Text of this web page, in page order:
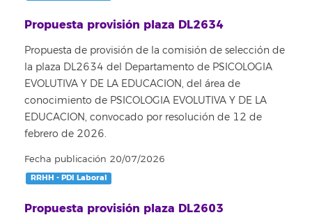
Propuesta provisión plaza DL2634
Propuesta de provisión de la comisión de selección de
la plaza DL2634 del Departamento de PSICOLOGIA
EVOLUTIVA Y DE LA EDUCACION, del área de
conocimiento de PSICOLOGIA EVOLUTIVA Y DE LA
EDUCACION, convocado por resolución de 12 de
febrero de 2026.
Fecha publicación 20/07/2026
RRHH - PDI Laboral
Propuesta provisión plaza DL2603